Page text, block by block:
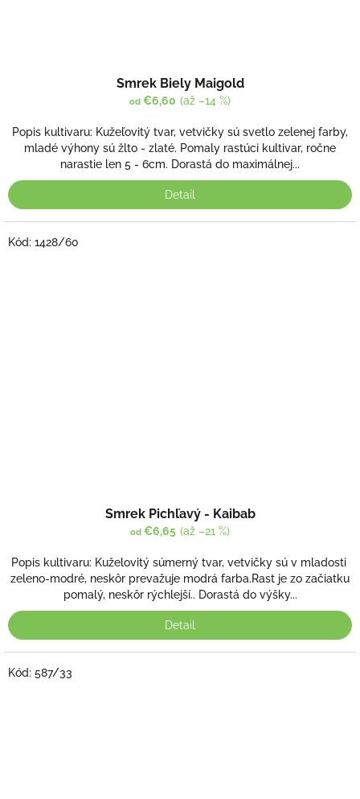
Smrek Biely Maigold
od €6,60 (až –14 %)
Popis kultivaru: Kužeľovitý tvar, vetvičky sú svetlo zelenej farby,
mladé výhony sú žlto - zlaté. Pomaly rastúci kultivar, ročne
narastie len 5 - 6cm. Dorastá do maximálnej...
Detail
Smrek Pichľavý - Kaibab
od €6,65 (až –21 %)
Popis kultivaru: Kuželovitý súmerný tvar, vetvičky sú v mladosti
zeleno-modré, neskôr prevažuje modrá farba.Rast je zo začiatku
pomalý, neskôr rýchlejší.. Dorastá do výšky...
Detail
Kód: 1428/60
Kód: 587/33